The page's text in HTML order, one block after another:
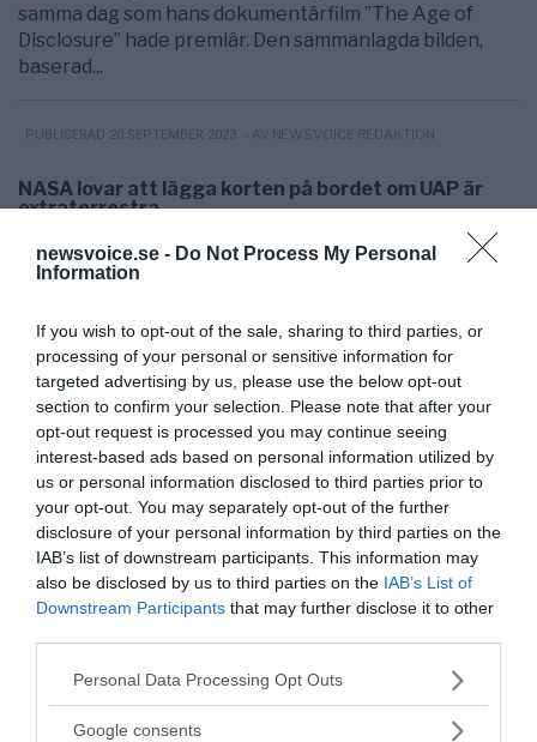
newsvoice.se - Do Not Process My Personal
Information
If you wish to opt-out of the sale, sharing to third parties, or
processing of your personal or sensitive information for
targeted advertising by us, please use the below opt-out
section to confirm your selection. Please note that after your
opt-out request is processed you may continue seeing
interest-based ads based on personal information utilized by
us or personal information disclosed to third parties prior to
your opt-out. You may separately opt-out of the further
disclosure of your personal information by third parties on the
IAB’s list of downstream participants. This information may
also be disclosed by us to third parties on the IAB’s List of
Downstream Participants that may further disclose it to other
Please note that this website/app uses one or more Google
not limited to your visit or usage behaviour. You may click to
Personal Data Processing Opt Outs
Google consents
samma dag som hans dokumentärfilm ”The Age of
Disclosure” hade premiär. Den sammanlagda bilden,
baserad...
PUBLICERAD 20 SEPTEMBER 2023 - AV NEWSVOICE REDAKTION
NASA lovar att lägga korten på bordet om UAP är
extraterrestra
VETENSKAP
NASA lovar att både eliminera alla
stigma som är kopplade till UAP-fenomenet så att
PUBLICERAD 1 APRIL 2026 - AV NEWSVOICE REDAKTION
Debatt om avelsprogram med människohybrider
blossar upp
Den senaste veckan har debatten om
påstådda avelsprogram där människor korsats med
icke-mänskliga varelser (alien hybrid breeding
programs) blossat upp....
PUBLICERAD 20 JULI 2023 - AV NEWSVOICE REDAKTION
Pentagon förnekar existensen av UAP men säger att
all dokumentation om UAP är hemligstämplad
VÄRLDENDet amerikanska underutskottet för